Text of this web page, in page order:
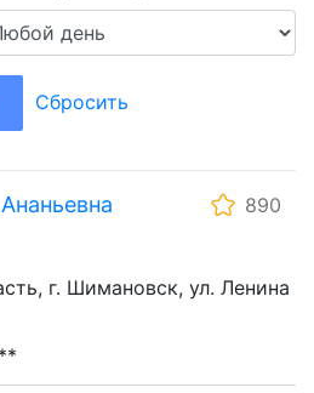
Сбросить
890
г. Шимановск, ул. Ленина